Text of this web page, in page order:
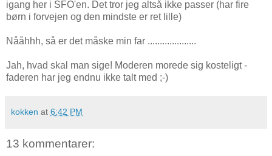
igang her i SFO'en. Det tror jeg altså ikke passer (har fire
børn i forvejen og den mindste er ret lille)
Nååhhh, så er det måske min far ....................
Jah, hvad skal man sige! Moderen morede sig kosteligt -
faderen har jeg endnu ikke talt med ;-)
kokken at 6:42 PM
13 kommentarer: